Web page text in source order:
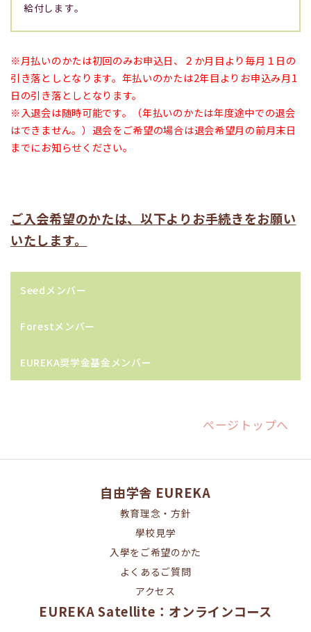
給付します。
※月払いのかたは初回のみお申込日、２か月目より毎月１日の
引き落としとなります。年払いのかたは2年目よりお申込み月1
日の引き落としとなります。
※入退会は随時可能です。（年払いのかたは年度途中での退会
はできません。）退会をご希望の場合は退会希望月の前月末日
までにお知らせください。
ご入会希望のかたは、以下よりお手続きをお願い
いたします。
Seedメンバー
Forestメンバー
EUREKA奨学金基金メンバー
ページトップへ
自由学舎 EUREKA
教育理念・方針
學校見学
入學をご希望のかた
よくあるご質問
アクセス
EUREKA Satellite：オンラインコース